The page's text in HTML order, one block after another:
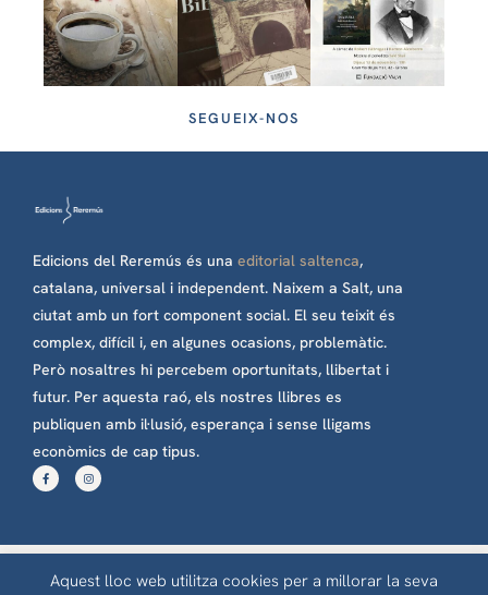
SEGUEIX-NOS
Edicions del Reremús és una editorial saltenca,
catalana, universal i independent. Naixem a Salt, una
ciutat amb un fort component social. El seu teixit és
complex, difícil i, en algunes ocasions, problemàtic.
Però nosaltres hi percebem oportunitats, llibertat i
futur. Per aquesta raó, els nostres llibres es
publiquen amb il·lusió, esperança i sense lligams
econòmics de cap tipus.
Edicions del Reremús © 2023 Tots els drets reservats
Aquest lloc web utilitza cookies per a millorar la seva